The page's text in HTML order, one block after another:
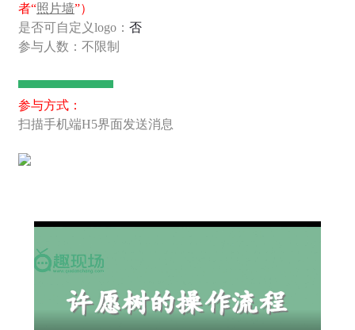
者“照片墙”）
是否可自定义logo： 否
参与人数：不限制
参与方式：
扫描手机端H5界面发送消息